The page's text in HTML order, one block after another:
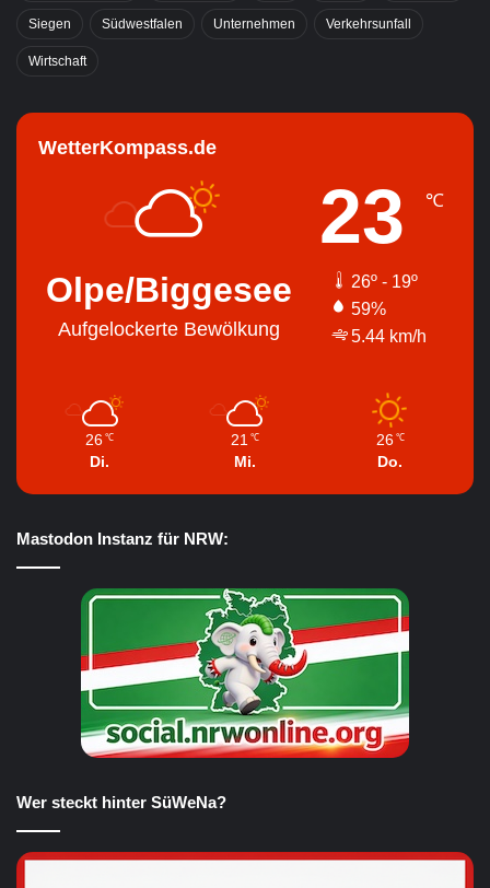
Siegen Südwestfalen Unternehmen Verkehrsunfall
Wirtschaft
WetterKompass.de
Olpe/Biggesee
Aufgelockerte Bewölkung
23 ℃
26º - 19º
59%
5.44 km/h
26 ℃
Di.
21 ℃
Mi.
26 ℃
Do.
Mastodon Instanz für NRW:
Wer steckt hinter SüWeNa?